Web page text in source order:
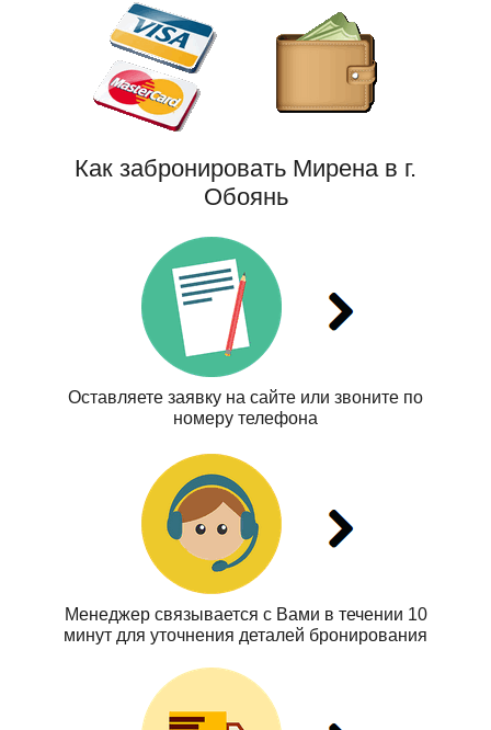
Как забронировать Мирена в г.
Обоянь
Оставляете заявку на сайте или звоните по
номеру телефона
Менеджер связывается с Вами в течении 10
минут для уточнения деталей бронирования